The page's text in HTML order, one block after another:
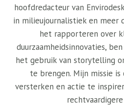
hoofdredacteur van
in milieujournalistiek en meer
het rapporteren over
duurzaamheidsinnovaties,
het gebruik van storytelling
te brengen. Mijn missie
versterken en actie te